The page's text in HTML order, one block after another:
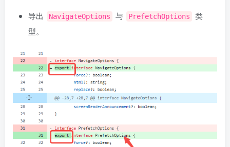
导出 NavigateOptions 与 PrefetchOptions
类
型。